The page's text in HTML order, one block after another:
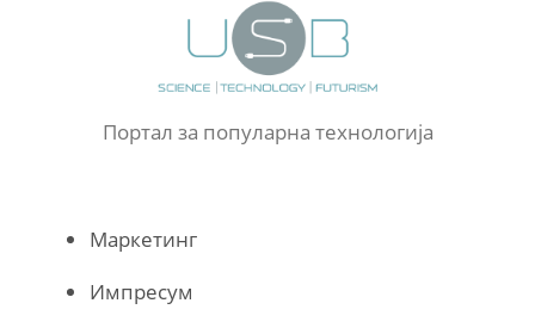
Портал за популарна технологија
Маркетинг
Импресум